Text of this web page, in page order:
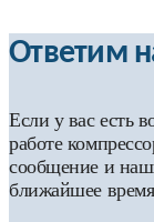
Ответим
Если у вас есть
работе
сообщение и
ближайшее